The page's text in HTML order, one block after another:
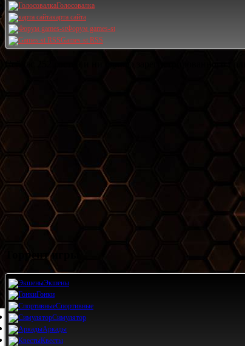
Голосовалка
карта сайта
Форум games-st
Games-st RSS
Сейчас 252 гостей и ни одного зарегистрированного
Торрент игры
Экшены
Гонки
Спортивные
Симулятор
Аркады
Квесты